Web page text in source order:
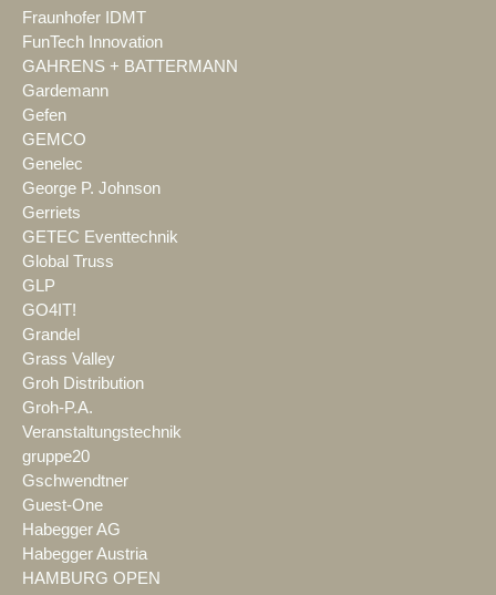
Fraunhofer IDMT
FunTech Innovation
GAHRENS + BATTERMANN
Gardemann
Gefen
GEMCO
Genelec
George P. Johnson
Gerriets
GETEC Eventtechnik
Global Truss
GLP
GO4IT!
Grandel
Grass Valley
Groh Distribution
Groh-P.A.
Veranstaltungstechnik
gruppe20
Gschwendtner
Guest-One
Habegger AG
Habegger Austria
HAMBURG OPEN